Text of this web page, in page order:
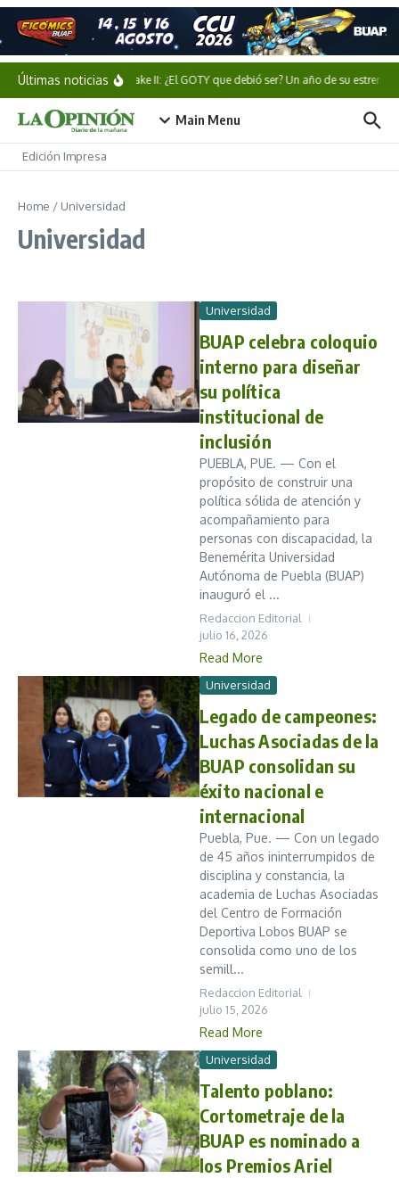
Saltar al contenido
Últimas noticiasAlan Wake II: ¿El GOTY que debió ser? Un año de su estreno
Main Menu
Edición Impresa
Home / Universidad
Universidad
Universidad
BUAP celebra coloquio
interno para diseñar
su política
institucional de
inclusión
PUEBLA, PUE. — Con el
propósito de construir una
política sólida de atención y
acompañamiento para
personas con discapacidad, la
Benemérita Universidad
Autónoma de Puebla (BUAP)
inauguró el ...
Redaccion Editorial
julio 16, 2026
Read More
Universidad
Legado de campeones:
Luchas Asociadas de la
BUAP consolidan su
éxito nacional e
internacional
Puebla, Pue. — Con un legado
de 45 años ininterrumpidos de
disciplina y constancia, la
academia de Luchas Asociadas
del Centro de Formación
Deportiva Lobos BUAP se
consolida como uno de los
semill...
Redaccion Editorial
julio 15, 2026
Read More
Universidad
Talento poblano:
Cortometraje de la
BUAP es nominado a
los Premios Ariel